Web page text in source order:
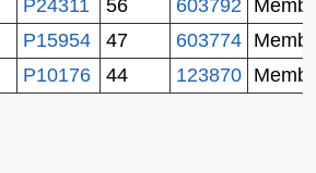
P24311 56 603792
P15954 47 603774
P10176 44 123870